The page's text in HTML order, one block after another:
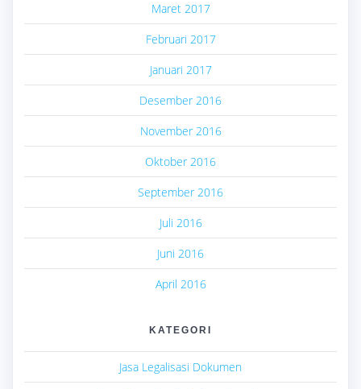
Maret 2017
Februari 2017
Januari 2017
Desember 2016
November 2016
Oktober 2016
September 2016
Juli 2016
Juni 2016
April 2016
KATEGORI
Jasa Legalisasi Dokumen